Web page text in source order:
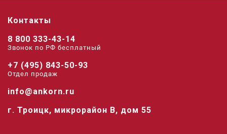
Контакты
8 800 333-43-14
Звонок по РФ беcплатный
+7 (495) 843-50-93
Отдел продаж
info@ankorn.ru
г. Троицк, микрорайон В, дом 55